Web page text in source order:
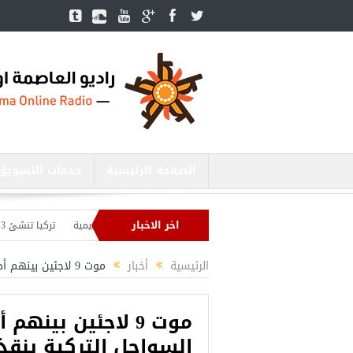
اخر الاخبار
التركي يبحث مع نظيره الروسي القضايا الأمنية الإقليمية تركيا تنشئ 3 مستشفيات في مناطق درع الفرات بسوريا
بصدد إنهاء الاستعدادات لشنّ عملية جديدة في سوريا.. وأردوغان يحذّر
الرئيسية أخبار موت 9 لاجئين بينهم أطفال غرق في بحر ايجه وخفر السواحل التركية ينقذ 192 مهاجر
موت 9 لاجئين